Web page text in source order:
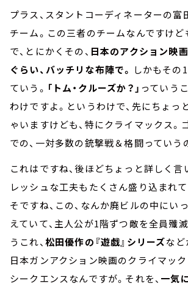
プラス、スタントコーディネーターの富
チーム。この三者のチームなんですけど
で、とにかくその、 日本のアクション映
ぐらい、バッチリな布陣で。 しかもその
ていう。 「トム・クルーズか？」 っていう
わけですよ。というわけで、先にちょっ
ゃいますけども、特にクライマックス。
での、一対多数の銃撃戦＆格闘っていう
これはですね、後ほどちょっと詳しく言
レッシュな工夫もたくさん盛り込まれ
そですね、この、なんか廃ビルの中にい
えていて、主人公が1階ずつ敵を全員殲
うこれ、 松田優作の『遊戯』シリーズなど
日本ガンアクション映画のクライマッ
シークエンスなんですが。それを、 一気